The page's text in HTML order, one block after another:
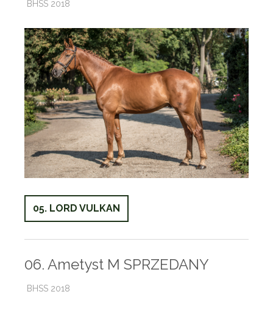
BHSS 2018
05. LORD VULKAN
06. Ametyst M SPRZEDANY
BHSS 2018